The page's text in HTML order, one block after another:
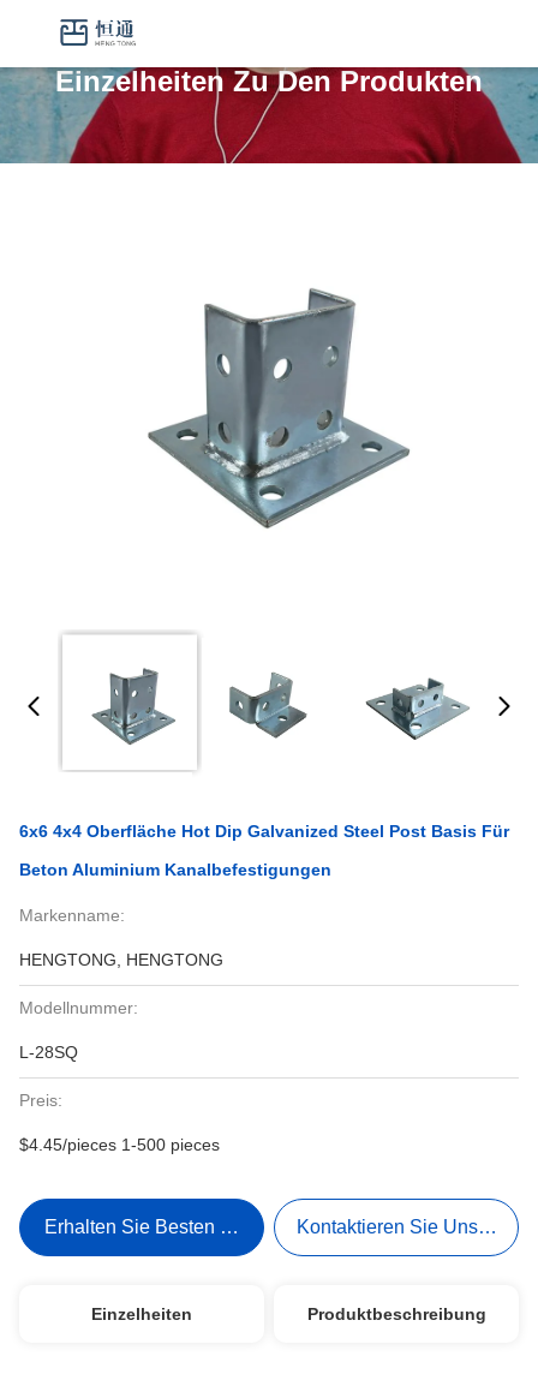
Einzelheiten Zu Den Produkten
6x6 4x4 Oberfläche Hot Dip Galvanized Steel Post Basis Für
Beton Aluminium Kanalbefestigungen
Markenname:
HENGTONG, HENGTONG
Modellnummer:
L-28SQ
Preis:
$4.45/pieces 1-500 pieces
Erhalten Sie Besten Preis Kontaktieren Sie Uns Jetzt
Einzelheiten Produktbeschreibung